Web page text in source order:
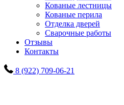
Кованые лестницы
Кованые перила
Отделка дверей
Сварочные работы
Отзывы
Контакты
8 (922) 709-06-21